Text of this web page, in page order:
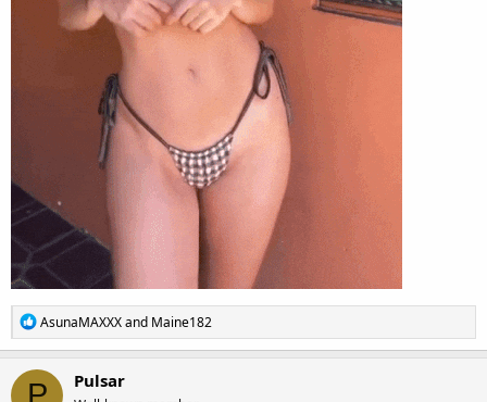
R
e
a
c
t
AsunaMAXXXand Maine182
P Pulsar